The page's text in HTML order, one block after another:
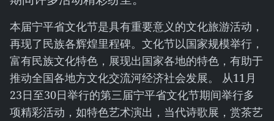
本届宁平省文化节是具有重要意义的文化旅游活动，
再现了民族各辉煌里程碑。文化节以国家规模举行，
富有民族文化特色，展现出国家各地的特色，有助于
推动全国各地方文化交流河经济社会发展。 从11月
23日至30日举行的第三届宁平省文化节期间举行多
项精彩活动，如特色艺术演出，当代诗歌展，赏茶艺